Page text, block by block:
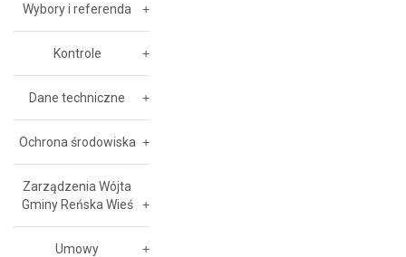
Wybory i referenda
Kontrole
Dane techniczne
Ochrona środowiska
Zarządzenia Wójta
Gminy Reńska Wieś
Umowy